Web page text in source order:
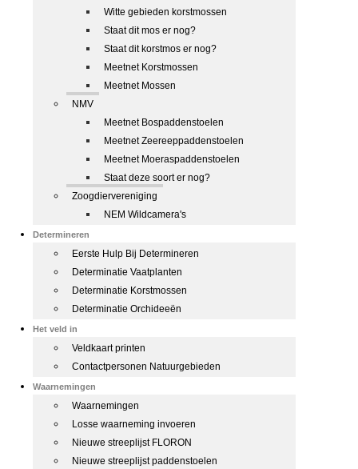
Witte gebieden korstmossen
Staat dit mos er nog?
Staat dit korstmos er nog?
Meetnet Korstmossen
Meetnet Mossen
NMV
Meetnet Bospaddenstoelen
Meetnet Zeereeppaddenstoelen
Meetnet Moeraspaddenstoelen
Staat deze soort er nog?
Zoogdiervereniging
NEM Wildcamera's
Determineren
Eerste Hulp Bij Determineren
Determinatie Vaatplanten
Determinatie Korstmossen
Determinatie Orchideeën
Het veld in
Veldkaart printen
Contactpersonen Natuurgebieden
Waarnemingen
Waarnemingen
Losse waarneming invoeren
Nieuwe streeplijst FLORON
Nieuwe streeplijst paddenstoelen